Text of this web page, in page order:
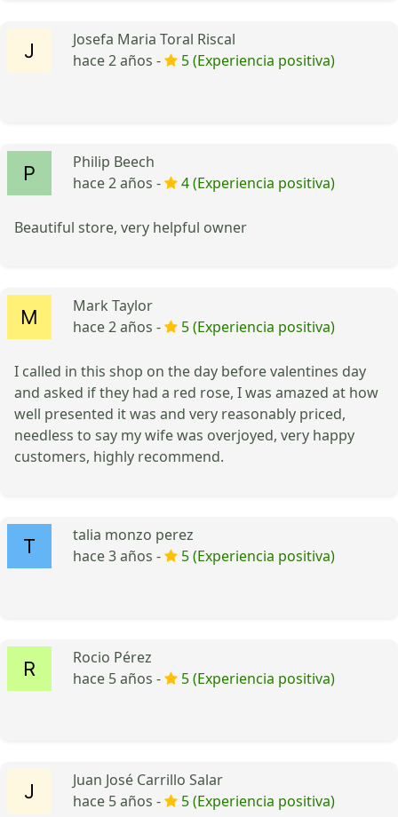
Josefa Maria Toral Riscal
hace 2 años -
5 (Experiencia positiva)
Philip Beech
hace 2 años -
4 (Experiencia positiva)
Beautiful store, very helpful owner
Mark Taylor
hace 2 años -
5 (Experiencia positiva)
I called in this shop on the day before valentines day
and asked if they had a red rose, I was amazed at how
well presented it was and very reasonably priced,
needless to say my wife was overjoyed, very happy
customers, highly recommend.
talia monzo perez
hace 3 años -
5 (Experiencia positiva)
Rocio Pérez
hace 5 años -
5 (Experiencia positiva)
Juan José Carrillo Salar
hace 5 años -
5 (Experiencia positiva)